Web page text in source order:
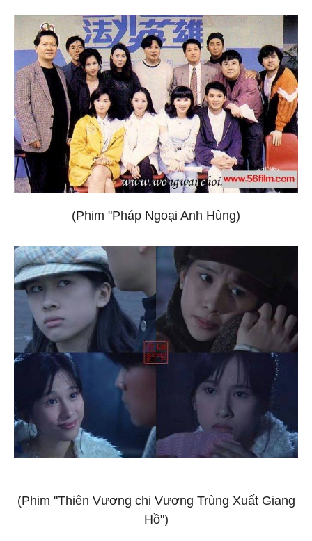
(Phim "Pháp Ngoại Anh Hùng)
(Phim "Thiên Vương chi Vương Trùng Xuất Giang
Hồ")